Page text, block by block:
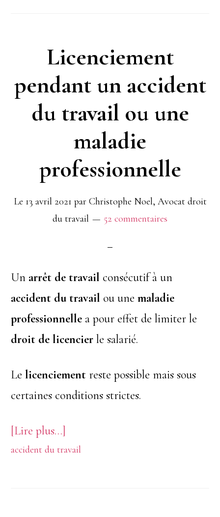
covid19
à
ses
Licenciement
pendant un accident
du travail ou une
maladie
professionnelle
Le 13 avril 2021 par Christophe Noel, Avocat droit
du travail
52 commentaires
Un arrêt de travail consécutif à un
accident du travail ou unemaladie
professionnelle a pour effet de limiter le
droit de licencier le salarié.
Lelicenciement reste possible mais sous
certaines conditions strictes.
[Lire plus…]
proposLicenciement
accident du travail